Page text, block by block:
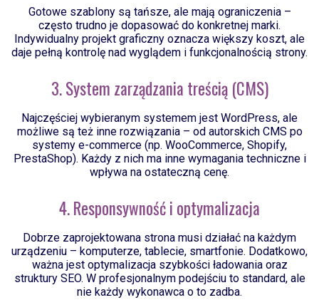
Gotowe szablony są tańsze, ale mają ograniczenia –
często trudno je dopasować do konkretnej marki.
Indywidualny projekt graficzny oznacza większy koszt, ale
daje pełną kontrolę nad wyglądem i funkcjonalnością strony.
3. System zarządzania treścią (CMS)
Najczęściej wybieranym systemem jest WordPress, ale
możliwe są też inne rozwiązania – od autorskich CMS po
systemy e-commerce (np. WooCommerce, Shopify,
PrestaShop). Każdy z nich ma inne wymagania techniczne i
wpływa na ostateczną cenę.
4. Responsywność i optymalizacja
Dobrze zaprojektowana strona musi działać na każdym
urządzeniu – komputerze, tablecie, smartfonie. Dodatkowo,
ważna jest optymalizacja szybkości ładowania oraz
struktury SEO. W profesjonalnym podejściu to standard, ale
nie każdy wykonawca o to zadba.